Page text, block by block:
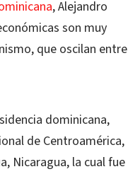
, Alejandro
son muy
que oscilan entre
dominicana,
de Centroamérica,
Nicaragua, la cual fue